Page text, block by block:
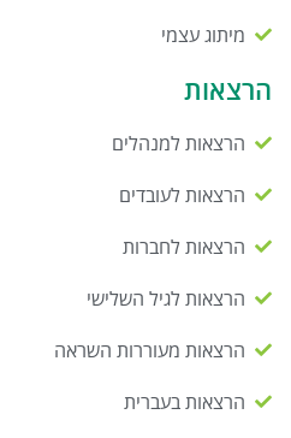
מיתוג עצמי
הרצאות
הרצאות למנהלים
הרצאות לעובדים
הרצאות לחברות
הרצאות לגיל השלישי
הרצאות מעוררות השראה
הרצאות בעברית